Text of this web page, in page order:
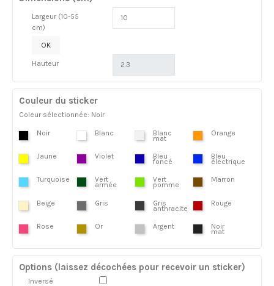
Largeur (10-55
cm)
OK
Hauteur
Couleur du sticker
Coleur sélectionnée: Noir
Noir Blanc Blanc
mat
Orange
Jaune Violet Bleu
foncé
Bleu
électrique
Turquoise Vert
armée
Vert
pomme
Marron
Beige Gris Gris
anthracite
Rouge
Rose Or Argent Noir
mat
Options (laissez décochées pour recevoir un sticker)
Inversé